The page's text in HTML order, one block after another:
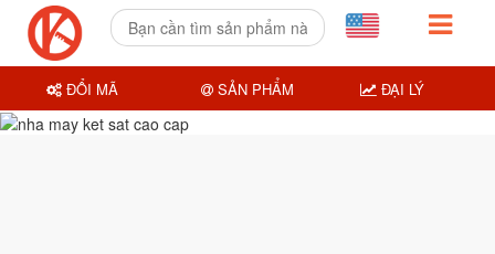
ĐỔI MÃ SẢN PHẨM ĐẠI LÝ